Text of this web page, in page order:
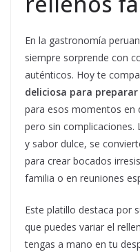
En la gastronomía
siempre sorprende con
auténticos. Hoy te
deliciosa para
para esos momentos en
pero sin complicaciones.
y sabor dulce, se
para crear bocados
familia o en reuniones
Este platillo destaca por
que puedes variar el
tengas a mano en tu